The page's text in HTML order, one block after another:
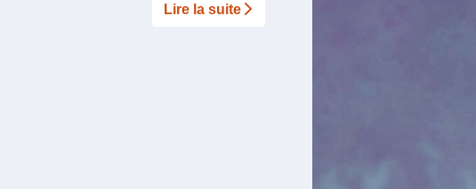
Lire la suite­­